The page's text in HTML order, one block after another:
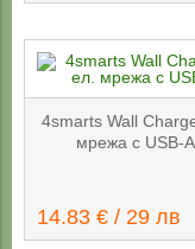
4smarts Wall
мрежа с USB-
14.83 € / 29 лв